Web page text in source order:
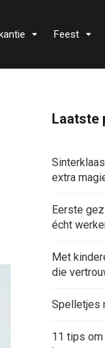
Feest
Laatste
extra
Eerste
écht
Met
die
Spelletjes
11 tips